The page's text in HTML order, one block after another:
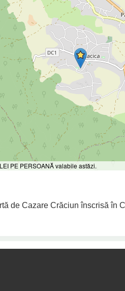
PE PERSOANĂ valabile astăzi.
de Cazare Crăciun înscrisă în